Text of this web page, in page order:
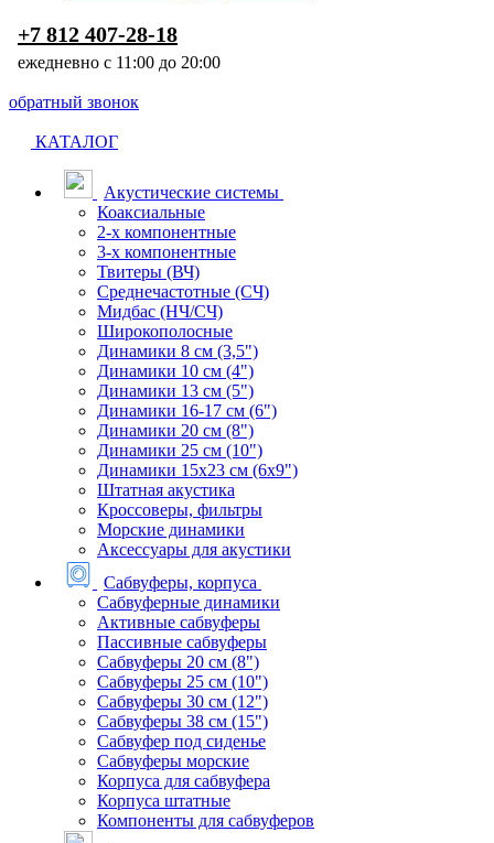
+7 812 407-28-18
ежедневно с 11:00 до 20:00
обратный звонок
КАТАЛОГ
Акустические системы
Коаксиальные
2-х компонентные
3-х компонентные
Твитеры (ВЧ)
Среднечастотные (СЧ)
Мидбас (НЧ/СЧ)
Широкополосные
Динамики 8 см (3,5")
Динамики 10 см (4")
Динамики 13 см (5")
Динамики 16-17 см (6")
Динамики 20 см (8")
Динамики 25 см (10")
Динамики 15х23 см (6х9")
Штатная акустика
Кроссоверы, фильтры
Морские динамики
Аксессуары для акустики
Сабвуферы, корпуса
Сабвуферные динамики
Активные сабвуферы
Пассивные сабвуферы
Сабвуферы 20 см (8")
Сабвуферы 25 см (10")
Сабвуферы 30 см (12")
Сабвуферы 38 см (15")
Сабвуфер под сиденье
Сабвуферы морские
Корпуса для сабвуфера
Корпуса штатные
Компоненты для сабвуферов